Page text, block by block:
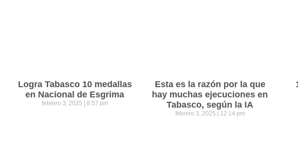
Logra Tabasco 10 medallas
en Nacional de Esgrima
febrero 3, 2025 8:57 pm
Esta es la razón por la que
hay muchas ejecuciones en
Tabasco, según la IA
febrero 3, 2025 12:14 pm